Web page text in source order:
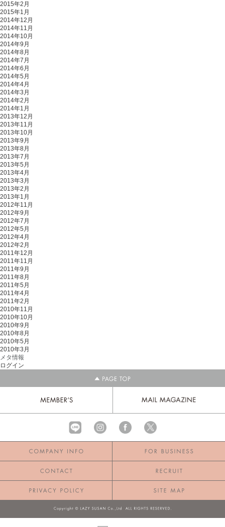
2015年2月
2015年1月
2014年12月
2014年11月
2014年10月
2014年9月
2014年8月
2014年7月
2014年6月
2014年5月
2014年4月
2014年3月
2014年2月
2014年1月
2013年12月
2013年11月
2013年10月
2013年9月
2013年8月
2013年7月
2013年5月
2013年4月
2013年3月
2013年2月
2013年1月
2012年11月
2012年9月
2012年7月
2012年5月
2012年4月
2012年2月
2011年12月
2011年11月
2011年9月
2011年8月
2011年5月
2011年4月
2011年2月
2010年11月
2010年10月
2010年9月
2010年8月
2010年5月
2010年3月
メタ情報
ログイン